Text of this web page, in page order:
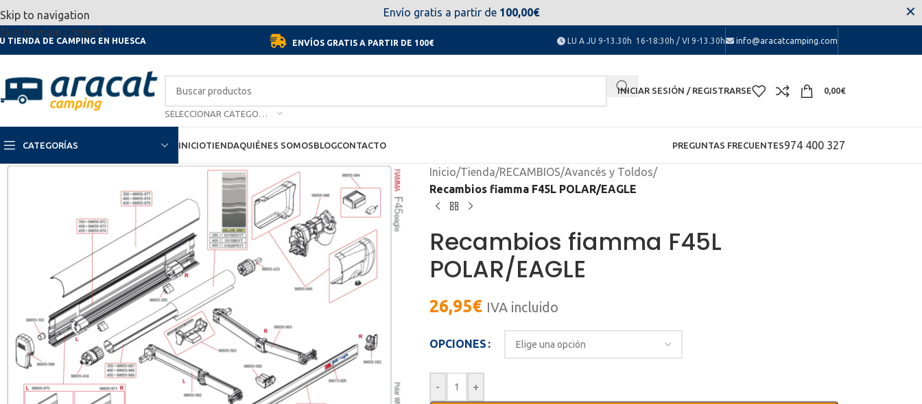
Skip to navigation
Skip to main content
Por motivo de las vacaciones, del día 11 al 23 de agosto no estaremos disponibles. Disculpen las molestias.
TIENDA DE CAMPING EN HUESCA ENVÍOS GRATIS A PARTIR DE 100€ LU A JU 9-13.30h 16-18:30h / VI 9-13.30h info@aracatcamping.com
INICIAR SESIÓN / REGISTRARSE 0,00€
CATEGORÍAS INICIOTIENDAQUIÉNES SOMOSBLOGCONTACTO PREGUNTAS FRECUENTES974 400 327
Envío gratis a partir de 100,00€ ✕
Inicio/Tienda/RECAMBIOS/Avancés y Toldos/
Recambios fiamma F45L POLAR/EAGLE
Recambios fiamma F45L
POLAR/EAGLE
26,95€ IVA incluido
OPCIONES
- +